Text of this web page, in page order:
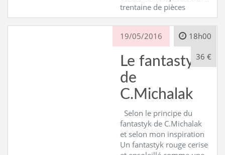
trentaine de pièces
19/05/2016 18h00
36 €
Le fantastyk
de
C.Michalak
Selon le principe du
fantastyk de C.Michalak
et selon mon inspiration
Un fantastyk rouge cerise